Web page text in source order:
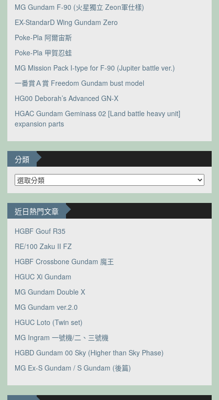
MG Gundam F-90 (火星獨立 Zeon軍仕樣)
EX-StandarD Wing Gundam Zero
Poke-Pla 阿爾宙斯
Poke-Pla 甲賀忍蛙
MG Mission Pack I-type for F-90 (Jupiter battle ver.)
一番賞Ａ賞 Freedom Gundam bust model
HG00 Deborah’s Advanced GN-X
HGAC Gundam Geminass 02 [Land battle heavy unit]
expansion parts
分類
分
類
近日熱門文章
HGBF Gouf R35
RE/100 Zaku II FZ
HGBF Crossbone Gundam 魔王
HGUC Xi Gundam
MG Gundam Double X
MG Gundam ver.2.0
HGUC Loto (Twin set)
MG Ingram 一號機/二、三號機
HGBD Gundam 00 Sky (Higher than Sky Phase)
MG Ex-S Gundam / S Gundam (後篇)